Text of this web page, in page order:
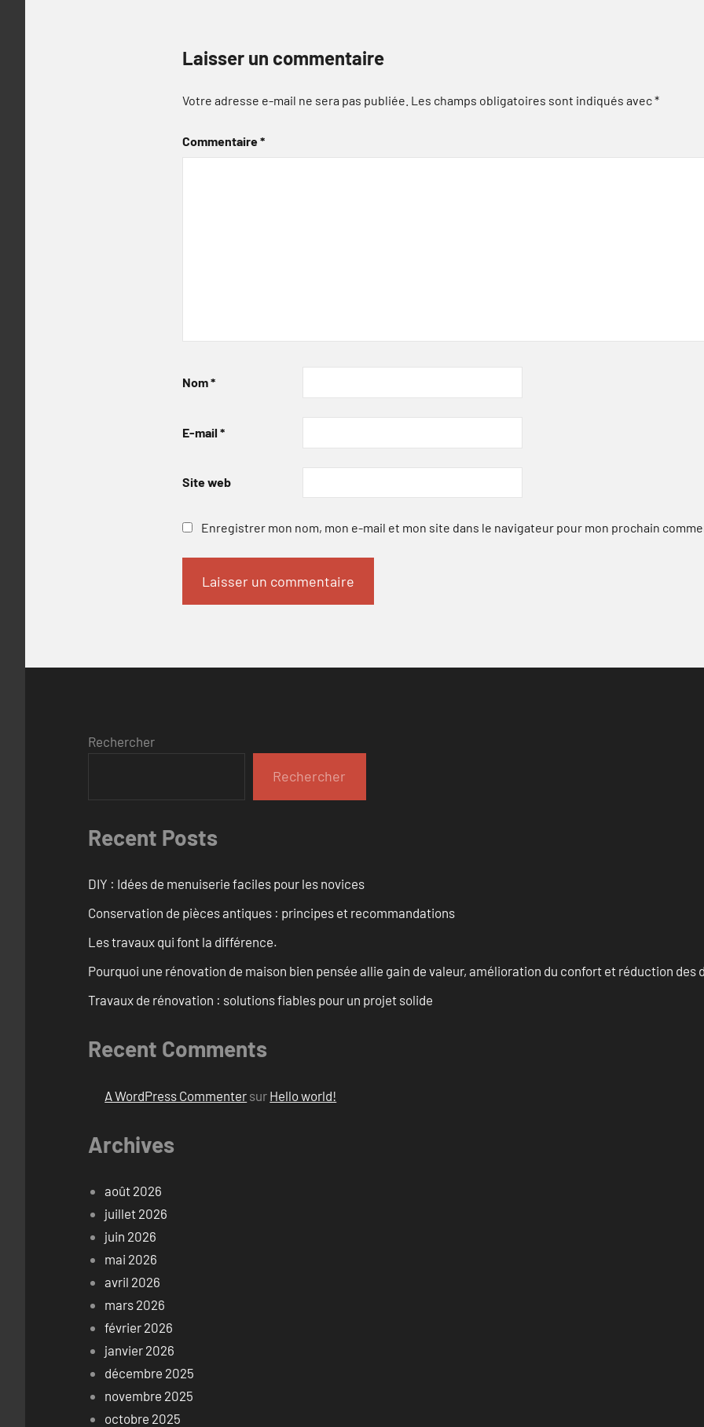
Laisser un commentaire
Votre adresse e-mail ne sera pas publiée. Les champs obligatoires sont indiqués avec*
Commentaire*
Nom*
E-mail *
Site web
Enregistrer mon nom, mon e-mail et mon site dans le navigateur pour mon prochain
Rechercher
Rechercher
Recent Posts
DIY : Idées de menuiserie faciles pour les novices
Conservation de pièces antiques : principes et recommandations
Les travaux qui font la différence.
Pourquoi une rénovation de maison bien pensée allie gain de valeur, amélioration du confort et réduction des
Travaux de rénovation : solutions fiables pour un projet solide
Recent Comments
A WordPress Commenter sur Hello world!
Archives
août 2026
juillet 2026
juin 2026
mai 2026
avril 2026
mars 2026
février 2026
janvier 2026
décembre 2025
novembre 2025
octobre 2025